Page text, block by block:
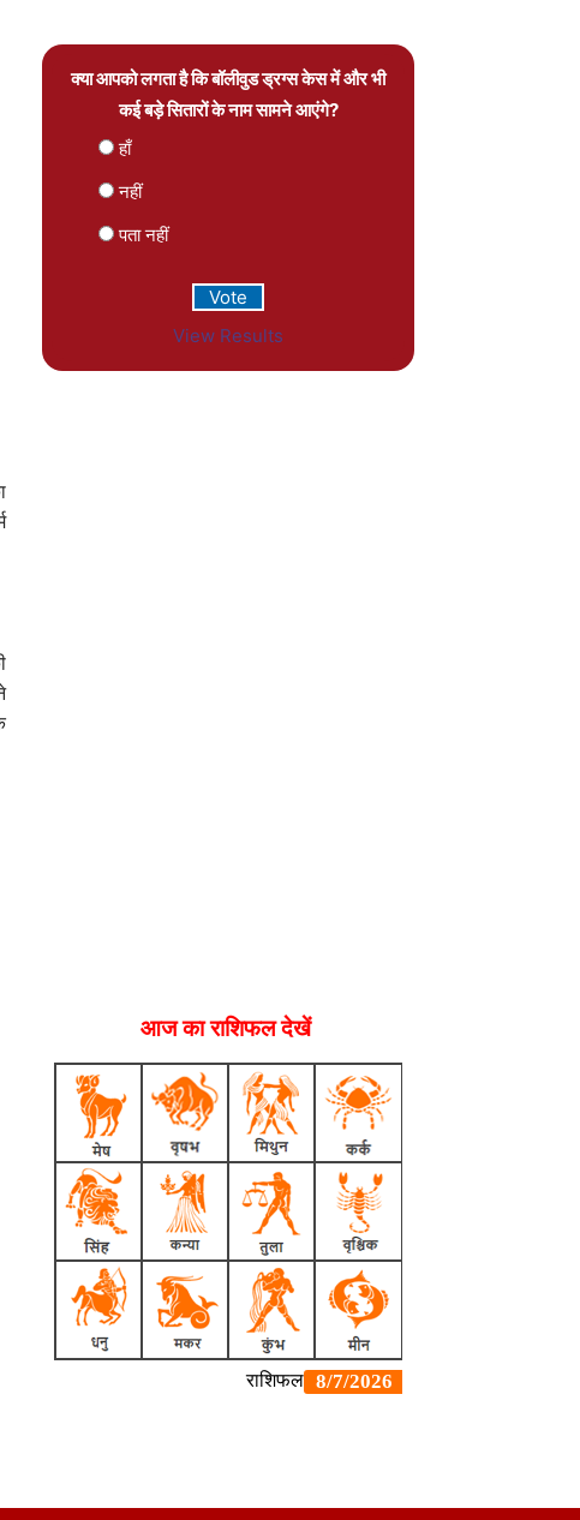
क्या आपको लगता है कि बॉलीवुड ड्रग्स केस में और भी
कई बड़े सितारों के नाम सामने आएंगे?
हाँ
नहीं
पता नहीं
View Results
आज का राशिफल देखें